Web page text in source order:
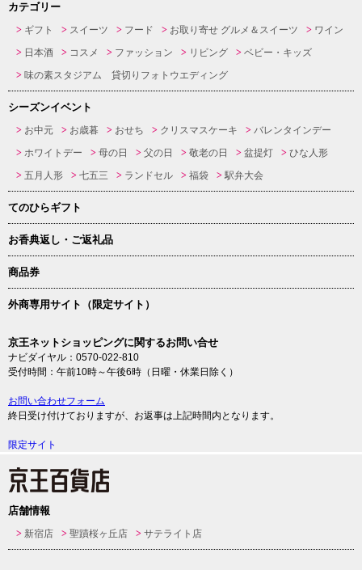
カテゴリー
ギフト スイーツ フード お取り寄せ グルメ＆スイーツ
ワイン
日本酒
コスメ ファッション リビング
ベビー・キッズ
味の素スタジアム 貸切りフォトウエディング
シーズンイベント
お中元 お歳暮 おせち クリスマスケーキ
バレンタインデー
ホワイトデー
母の日 父の日 敬老の日 盆提灯
ひな人形
五月人形
七五三 ランドセル 福袋 駅弁大会
てのひらギフト
お香典返し・ご返礼品
商品券
外商専用サイト（限定サイト）
京王ネットショッピングに関するお問い合せ
ナビダイヤル：0570-022-810
受付時間：午前10時～午後6時（日曜・休業日除く）
お問い合わせフォーム
終日受け付けておりますが、お返事は上記時間内となります。
限定サイト
店舗情報
新宿店 聖蹟桜ヶ丘店 サテライト店